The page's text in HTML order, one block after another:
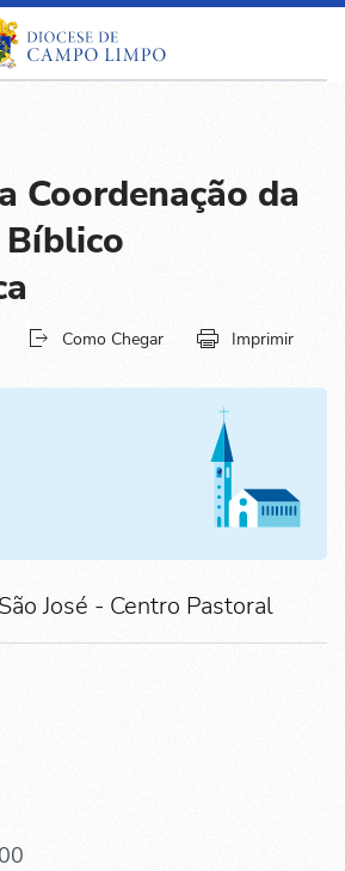
Coordenação da
Como Chegar Imprimir
José - Centro Pastoral